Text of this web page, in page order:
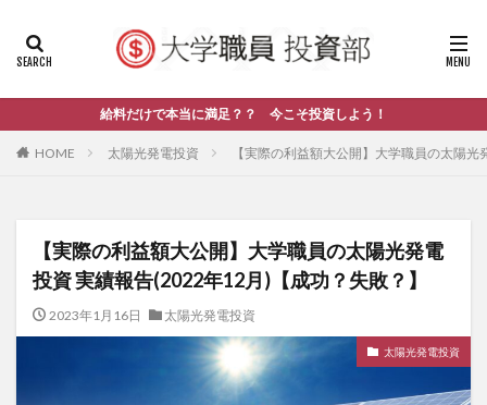
給料だけで本当に満足？？ 今こそ投資しよう！
HOME 太陽光発電投資 【実際の利益額大公開】大学職員の太陽
【実際の利益額大公開】大学職員の太陽光発電
投資 実績報告(2022年12月)【成功？失敗？】
2023年1月16日 太陽光発電投資
太陽光発電投資